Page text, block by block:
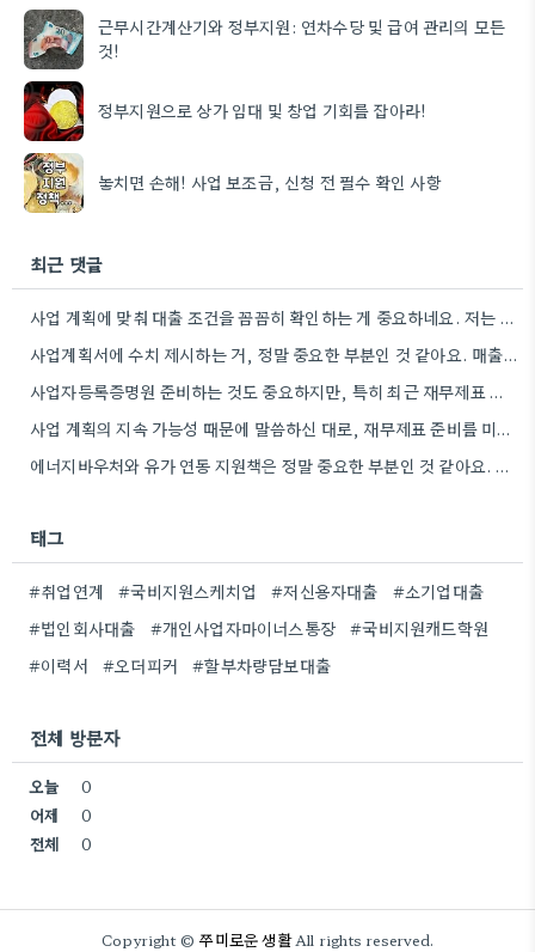
근무시간계산기와 정부지원: 연차수당 및 급여 관리의 모든
것!
정부지원으로 상가 임대 및 창업 기회를 잡아라!
놓치면 손해! 사업 보조금, 신청 전 필수 확인 사항
최근 댓글
사업 계획에 맞춰 대출 조건을 꼼꼼히 확인하는 게 중요하네요. 저는 사업 확장 시 금리 변화를…
사업계획서에 수치 제시하는 거, 정말 중요한 부분인 것 같아요. 매출 성장률이나 고용 목표를 구체적으로 적으면…
사업자등록증명원 준비하는 것도 중요하지만, 특히 최근 재무제표 유효기간 꼭 확인해야 해요. 제가 최근 사업 계획서…
사업 계획의 지속 가능성 때문에 말씀하신 대로, 재무제표 준비를 미리 해두는 게 정말 중요하네요. 특히…
에너지바우처와 유가 연동 지원책은 정말 중요한 부분인 것 같아요. 특히 농어민분들이 에너지 가격 변동에 덜…
태그
#취업연계 #국비지원스케치업 #저신용자대출
#소기업대출
#법인회사대출
#개인사업자마이너스통장
#국비지원캐드학원
#이력서
#오더피커 #할부차량담보대출
전체 방문자
오늘
0
어제
0
전체
0
Copyright ©쭈미로운 생활All rights reserved.